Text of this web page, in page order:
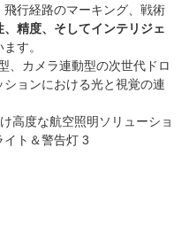
行経路のマーキング、戦術
、精度、そしてインテリジェ
す。
、カメラ連動型の次世代ドロ
ョンにおける光と視覚の連